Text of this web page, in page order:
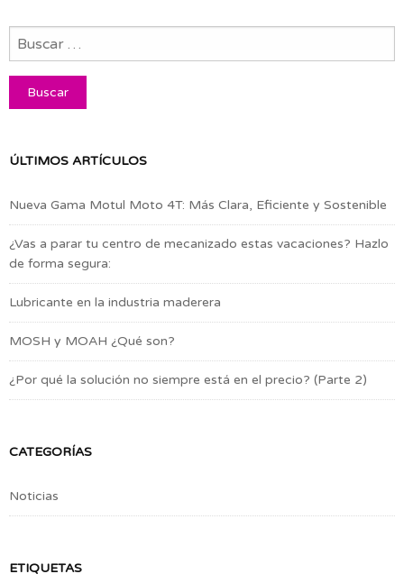
ÚLTIMOS ARTÍCULOS
Nueva Gama Motul Moto 4T: Más Clara, Eficiente y Sostenible
¿Vas a parar tu centro de mecanizado estas vacaciones? Hazlo
de forma segura:
Lubricante en la industria maderera
MOSH y MOAH ¿Qué son?
¿Por qué la solución no siempre está en el precio? (Parte 2)
CATEGORÍAS
Noticias
ETIQUETAS